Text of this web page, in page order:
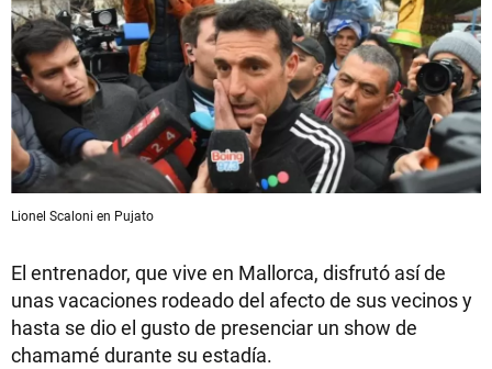
Lionel Scaloni en Pujato
El entrenador, que vive en Mallorca, disfrutó así de
unas vacaciones rodeado del afecto de sus vecinos y
hasta se dio el gusto de presenciar un show de
chamamé durante su estadía.